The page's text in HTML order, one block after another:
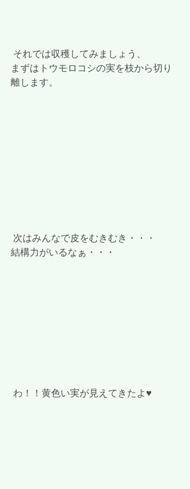
それでは収穫してみましょう、
まずはトウモロコシの実を枝から切り
離します。
次はみんなで皮をむきむき・・・
結構力がいるなぁ・・・
わ！！黄色い実が見えてきたよ♥